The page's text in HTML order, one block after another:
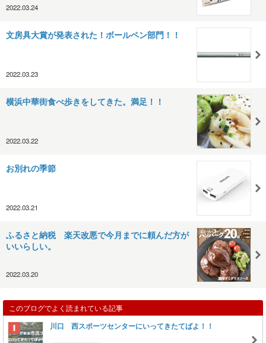
2022.03.24
文房具大賞が発表された！ボールペン部門！！
2022.03.23
横浜中華街食べ歩きをしてきた。満足！！
2022.03.22
お別れの季節
2022.03.21
ふるさと納税 楽天改悪で今月までに頼んだ方が
いいらしい。
2022.03.20
このブログでよく読まれている記事
川口 西スポーツセンターにいってきたてばよ！！